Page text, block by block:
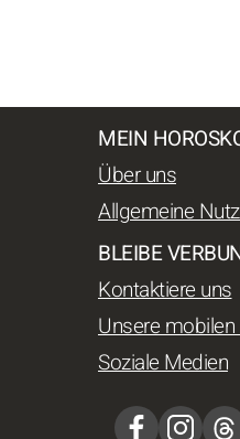
MEIN
Über uns
Allgemeine
BLEIBE
Kontaktiere uns
Unsere
Soziale Medien